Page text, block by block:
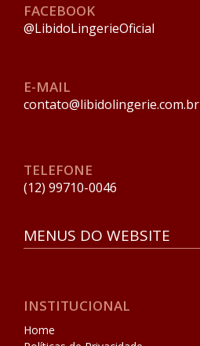
FACEBOOK
@LibidoLingerieOficial
E-MAIL
contato@libidolingerie.com.br
TELEFONE
(12) 99710-0046
MENUS DO WEBSITE
INSTITUCIONAL
Home